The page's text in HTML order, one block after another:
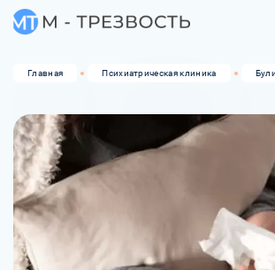
Главная Психиатрическая клиника